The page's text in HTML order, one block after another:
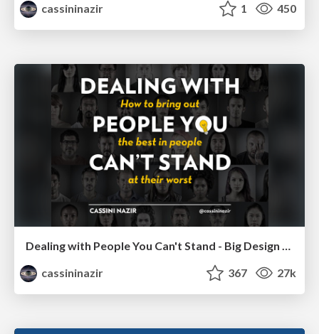
cassininazir
1 450
Dealing with People You Can't Stand - Big Design 2015
cassininazir
367 27k